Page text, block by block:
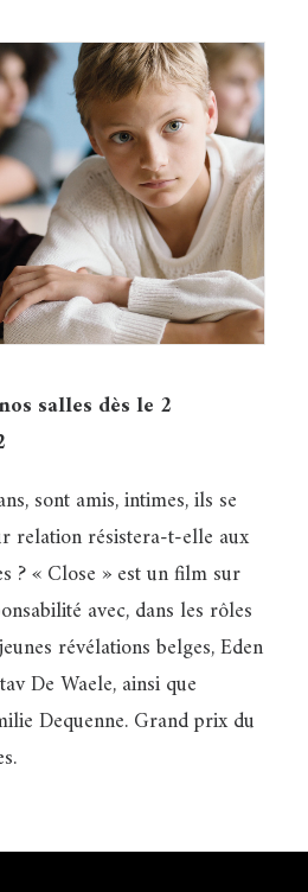
salles dès le 2
sont amis, intimes, ils se
relation résistera-t-elle aux
? « Close » est un film sur
avec, dans les rôles
révélations belges, Eden
De Waele, ainsi que
Dequenne. Grand prix du